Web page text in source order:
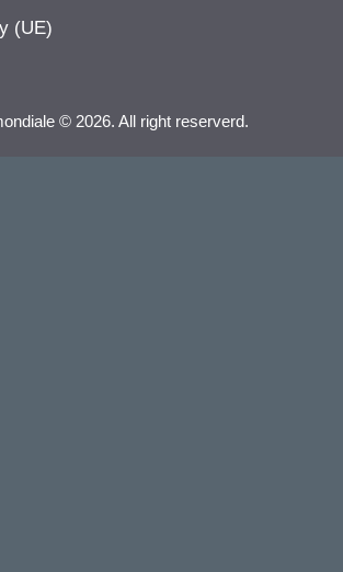
(UE)
© 2026. All right reserverd.